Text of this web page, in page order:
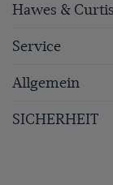
Hawes & Curtis
Service
Allgemein
SICHERHEIT